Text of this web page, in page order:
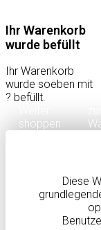
Ihr Warenkorb
wurde befüllt
Ihr Warenkorb
wurde soeben mit
? befüllt.
shoppen
Diese